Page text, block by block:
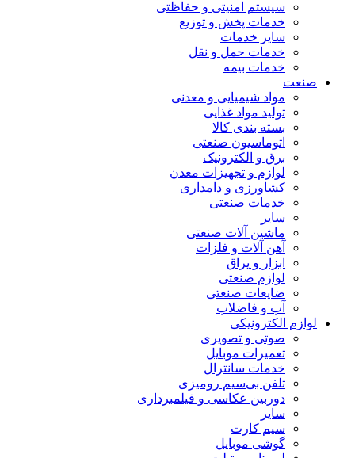
سیستم امنیتی و حفاظتی
خدمات پخش و توزیع
سایر خدمات
خدمات حمل و نقل
خدمات بیمه
صنعت
مواد شیمیایی و معدنی
تولید مواد غذایی
بسته بندی کالا
اتوماسیون صنعتی
برق و الکترونیک
لوازم و تجهیزات معدن
کشاورزی و دامداری
خدمات صنعتی
سایر
ماشین آلات صنعتی
آهن آلات و فلزات
ابزار و یراق
لوازم صنعتی
ضایعات صنعتی
آب و فاضلاب
لوازم الکترونیکی
صوتی و تصویری
تعمیرات موبایل
خدمات سانترال
تلفن بی‌سیم رومیزی
دوربین عکاسی و فیلمبرداری
سایر
سیم کارت
گوشی موبایل